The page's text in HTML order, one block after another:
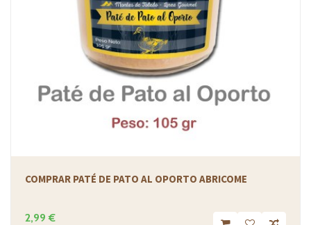
COMPRAR PATÉ DE PATO AL OPORTO ABRICOME
2,99 €